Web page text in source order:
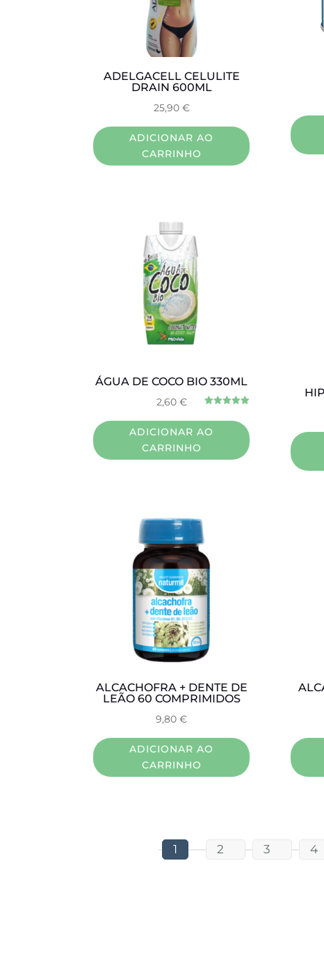
ADELGACELL CELULITE
DRAIN 600ML
25,90 €
ADICIONAR AO
CARRINHO
ÁGUA DE COCO BIO 330ML
5.00
de 5
2,60 €
ADICIONAR AO
CARRINHO
ALCACHOFRA + DENTE DE
LEÃO 60 COMPRIMIDOS
9,80€
ADICIONAR AO
CARRINHO
1 2 3 4